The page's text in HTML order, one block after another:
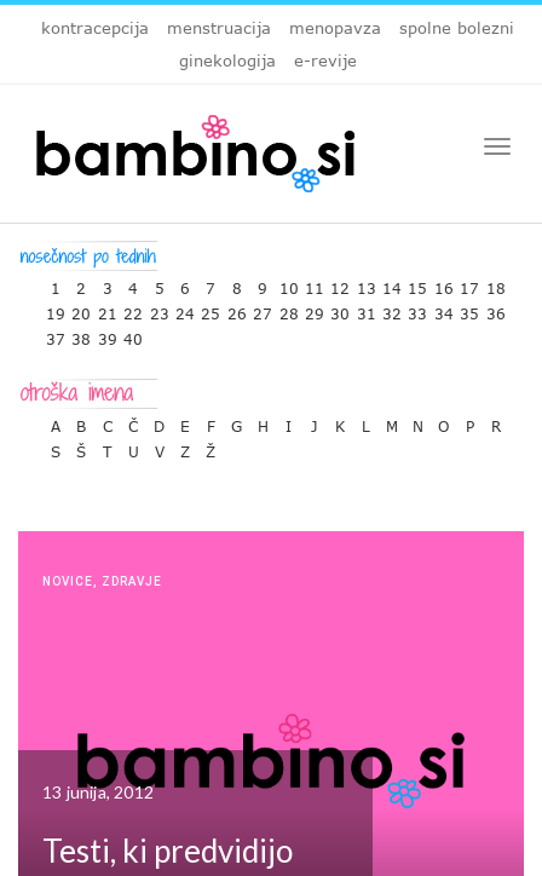
kontracepcija menstruacija menopavza
spolne bolezni
ginekologija
e-revije
1 2 3 4 5 6 7 8 9 10 11 12 13 14 15 16 17 18
19 20 21 22 23 24 25 26 27 28 29 30 31 32 33 34 35 36
37 38 39 40
A B C Č D E F G H I J K L M N O P
R
S
Š T U V Z Ž
NOVICE ZDRAVJE
13 junija, 2012
Testi, ki predvidijo